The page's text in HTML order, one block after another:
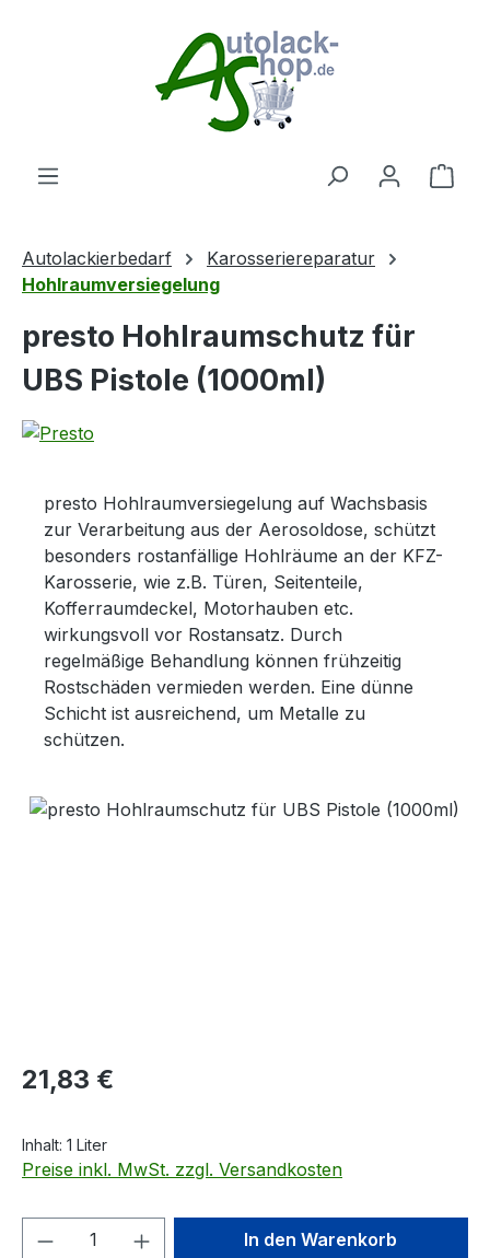
Autolackierbedarf
Karosseriereparatur
Hohlraumversiegelung
presto Hohlraumschutz für
UBS Pistole (1000ml)
presto Hohlraumversiegelung auf Wachsbasis
zur Verarbeitung aus der Aerosoldose, schützt
besonders rostanfällige Hohlräume an der KFZ-
Karosserie, wie z.B. Türen, Seitenteile,
Kofferraumdeckel, Motorhauben etc.
wirkungsvoll vor Rostansatz. Durch
regelmäßige Behandlung können frühzeitig
Rostschäden vermieden werden. Eine dünne
Schicht ist ausreichend, um Metalle zu
schützen.
Bildergalerie überspringen
Regulärer Preis:
21,83 €
Inhalt: 1 Liter
Preise inkl. MwSt. zzgl. Versandkosten
Produkt Anzahl: Gib denIn den Warenkorb